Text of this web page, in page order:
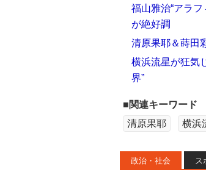
福山雅治“アラ
が絶好調
清原果耶＆蒔田
横浜流星が狂気
界”
■関連キーワード
清原果耶
横浜
政治・社会 ス